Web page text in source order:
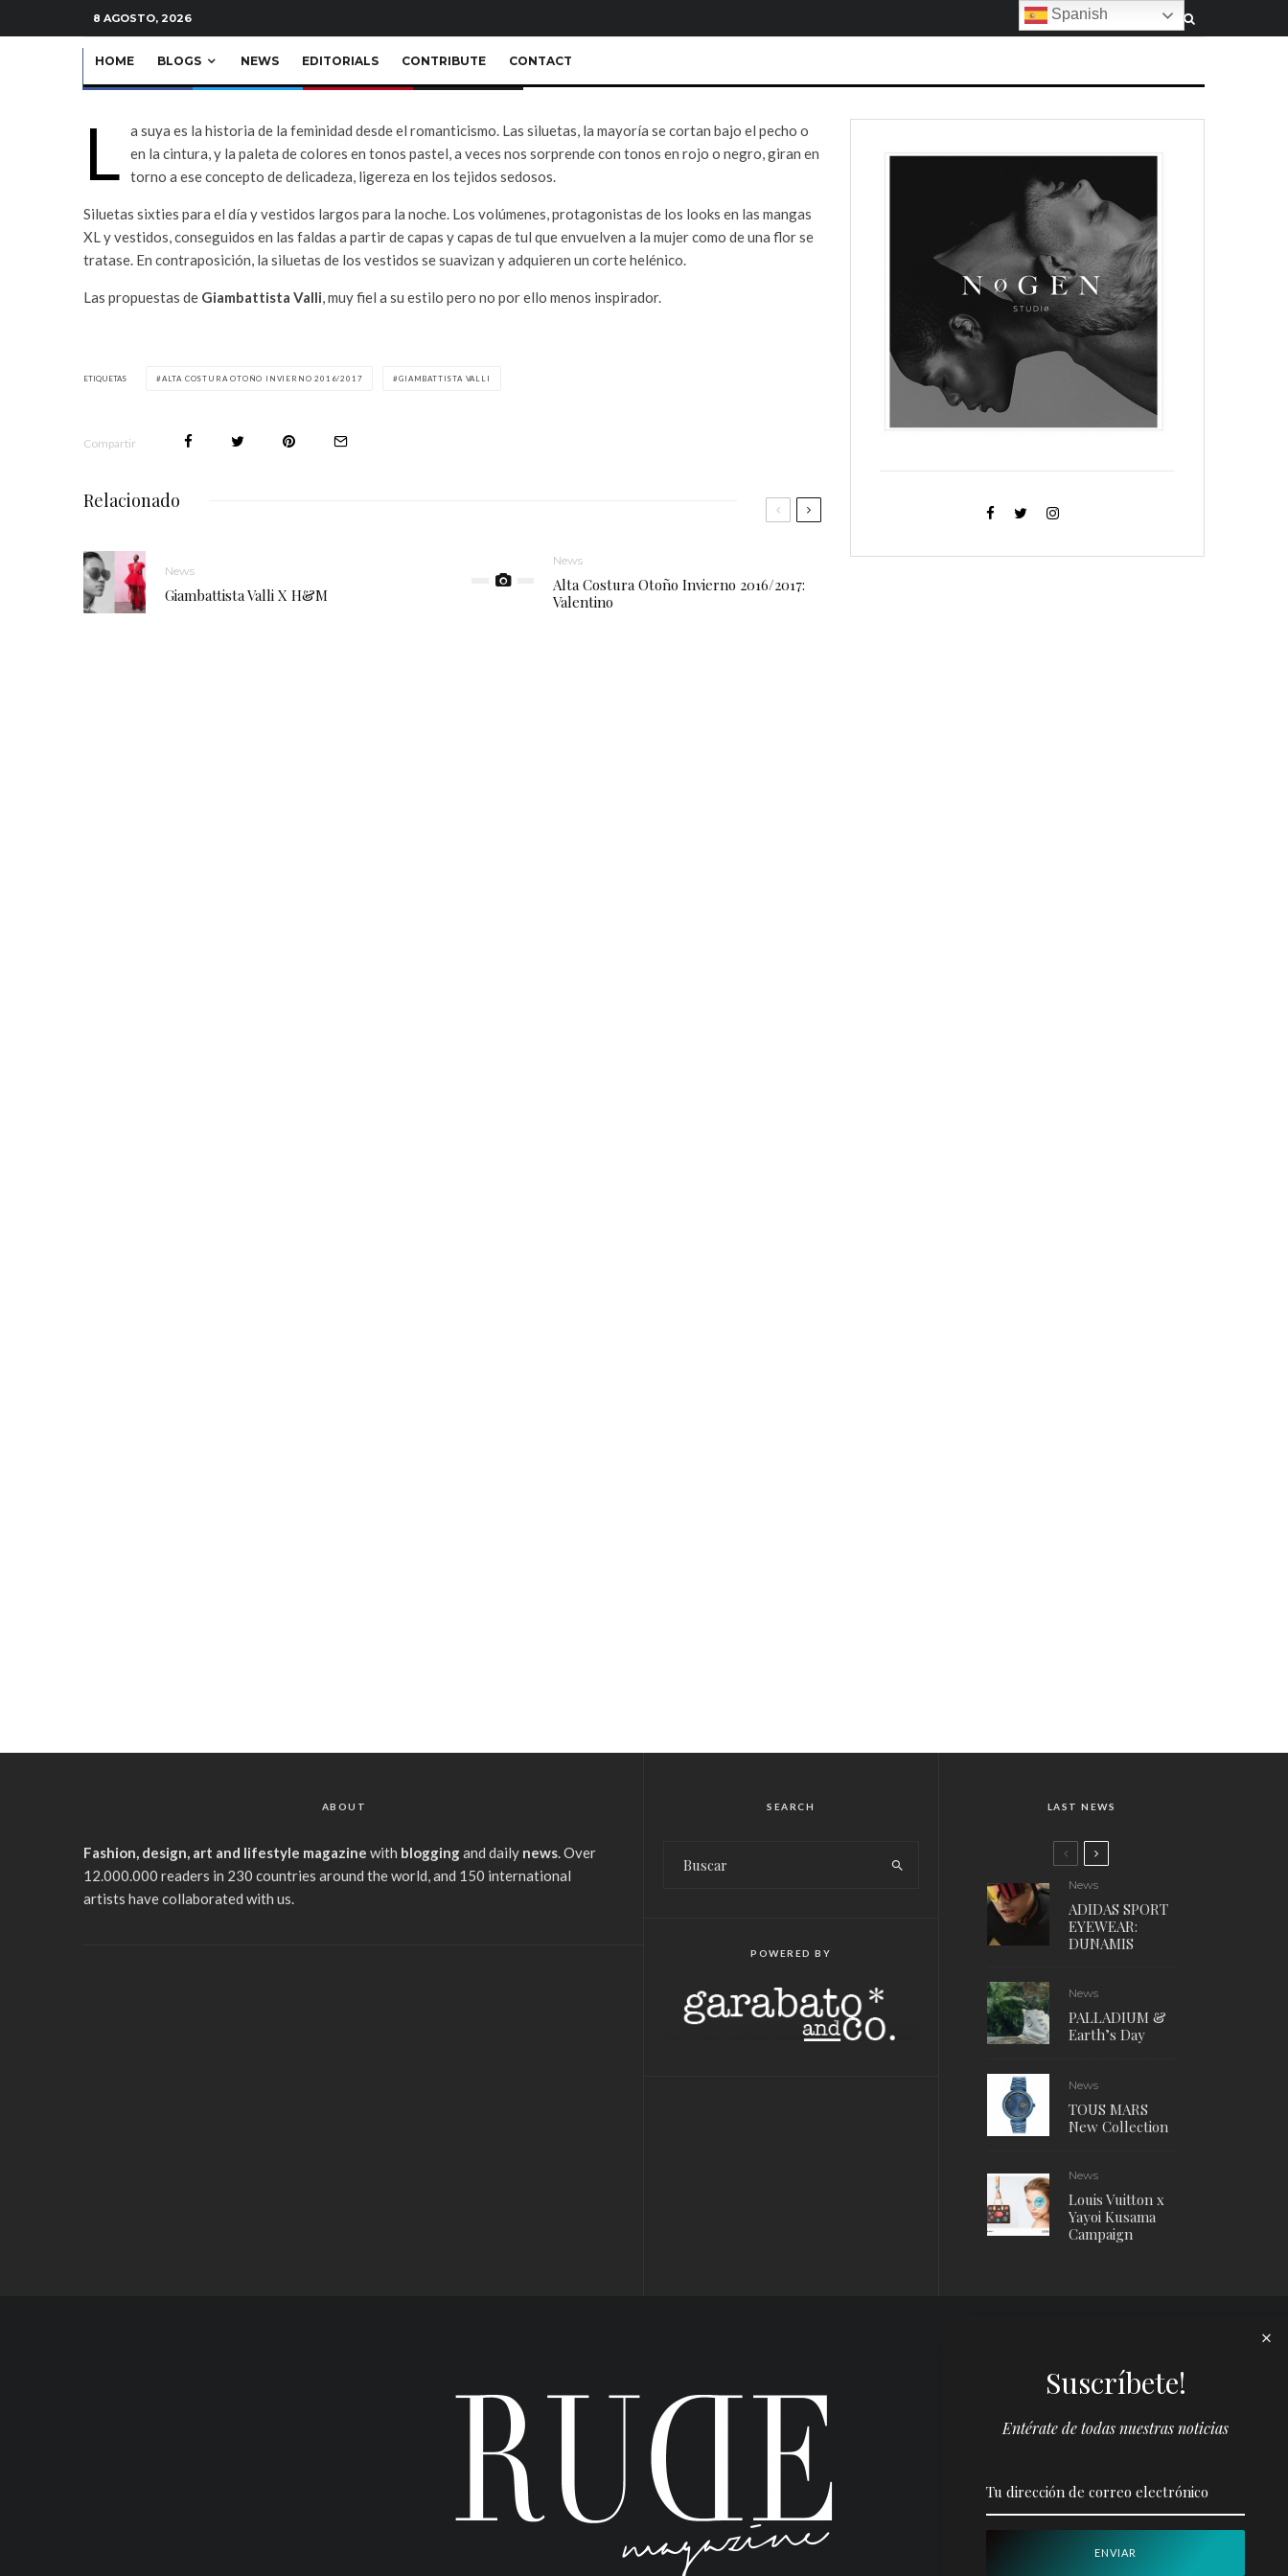
8 AGOSTO, 2026
HOME BLOGS NEWS EDITORIALS CONTRIBUTE CONTACT
L
a suya es la historia de la feminidad desde el romanticismo. Las siluetas, la mayoría se cortan bajo el pecho o
en la cintura, y la paleta de colores en tonos pastel, a veces nos sorprende con tonos en rojo o negro, giran en
torno a ese concepto de delicadeza, ligereza en los tejidos sedosos.
Siluetas sixties para el día y vestidos largos para la noche. Los volúmenes, protagonistas de los looks en las mangas
XL y vestidos, conseguidos en las faldas a partir de capas y capas de tul que envuelven a la mujer como de una flor se
tratase. En contraposición, la siluetas de los vestidos se suavizan y adquieren un corte helénico.
Las propuestas de Giambattista Valli, muy fiel a su estilo pero no por ello menos inspirador.
ETIQUETAS ALTA COSTURA OTOÑO INVIERNO 2016/2017 GIAMBATTISTA VALLI
Compartir
Relacionado
News
Giambattista Valli X H&M
News
Alta Costura Otoño Invierno 2016/2017:
Valentino
ABOUT
Fashion, design, art and lifestyle magazine with bloggingand daily news. Over
12.000.000 readers in 230 countries around the world, and 150 international
artists have collaborated with us.
SEARCH
POWERED BY
LAST NEWS
News
ADIDAS SPORT
EYEWEAR:
DUNAMIS
News
PALLADIUM &
Earth’s Day
News
TOUS MARS
New Collection
News
Louis Vuitton x
Yayoi Kusama
Campaign
Suscríbete!
Entérate de todas nuestras noticias
Spanish